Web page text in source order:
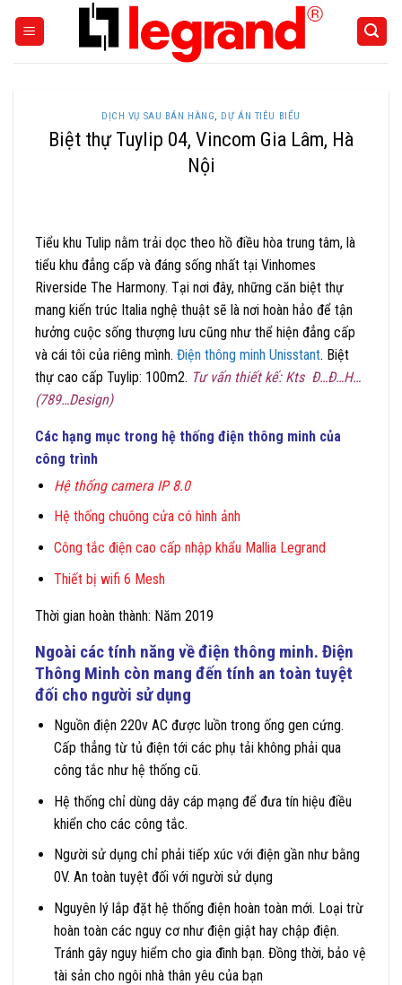
DỊCH VỤ SAU BÁN HÀNG, DỰ ÁN TIÊU BIỂU
Biệt thự Tuylip 04, Vincom Gia Lâm, Hà
Nội
Tiểu khu Tulip nằm trải dọc theo hồ điều hòa trung tâm, là
tiểu khu đẳng cấp và đáng sống nhất tại Vinhomes
Riverside The Harmony. Tại nơi đây, những căn biệt thự
mang kiến trúc Italia nghệ thuật sẽ là nơi hoàn hảo để tận
hưởng cuộc sống thượng lưu cũng như thể hiện đẳng cấp
và cái tôi của riêng mình. Điện thông minh Unisstant. Biệt
thự cao cấp Tuylip: 100m2. Tư vấn thiết kế: Kts Đ…Đ…H…
(789…Design)
Các hạng mục trong hệ thống điện thông minh của
công trình
Hệ thống camera IP 8.0
Hệ thống chuông cửa có hình ảnh
Công tắc điện cao cấp nhập khẩu Mallia Legrand
Thiết bị wifi 6 Mesh
Thời gian hoàn thành: Năm 2019
Ngoài các tính năng về điện thông minh. Điện
Thông Minh còn mang đến tính an toàn tuyệt
đối cho người sử dụng
Nguồn điện 220v AC được luồn trong ống gen cứng.
Cấp thẳng từ tủ điện tới các phụ tải không phải qua
công tắc như hệ thống cũ.
Hệ thống chỉ dùng dây cáp mạng để đưa tín hiệu điều
khiển cho các công tắc.
Người sử dụng chỉ phải tiếp xúc với điện gần như bằng
0V. An toàn tuyệt đối với người sử dụng
Nguyên lý lắp đặt hệ thống điện hoàn toàn mới. Loại trừ
hoàn toàn các nguy cơ như điện giật hay chập điện.
Tránh gây nguy hiểm cho gia đình bạn. Đồng thời, bảo vệ
tài sản cho ngôi nhà thân yêu của bạn